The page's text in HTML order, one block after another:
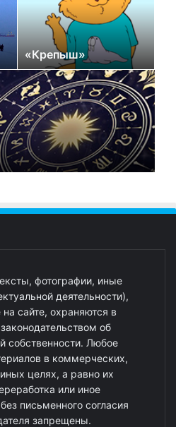
«Крепыш»
фотографии, иные
деятельности),
сайте, охраняются в
об
собственности. Любое
в коммерческих,
целях, а равно их
или иное
письменного согласия
запрещены.